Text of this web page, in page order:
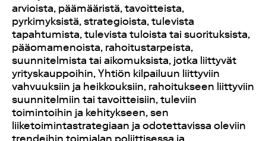
arvioista, päämääristä, tavoitteista,
pyrkimyksistä, strategioista, tulevista
tapahtumista, tulevista tuloista tai suorituksista,
pääomamenoista, rahoitustarpeista,
suunnitelmista tai aikomuksista, jotka liittyvät
yrityskauppoihin, Yhtiön kilpailuun liittyviin
vahvuuksiin ja heikkouksiin, rahoitukseen liittyviin
suunnitelmiin tai tavoitteisiin, tuleviin
toimintoihin ja kehitykseen, sen
liiketoimintastrategiaan ja odotettavissa oleviin